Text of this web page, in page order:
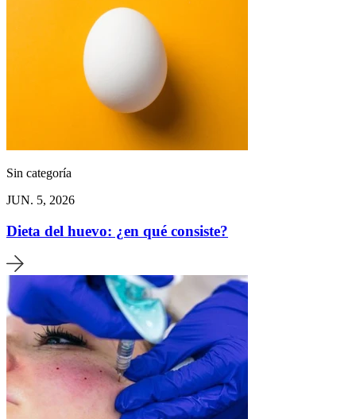
Sin categoría
JUN. 5, 2026
Dieta del huevo: ¿en qué consiste?